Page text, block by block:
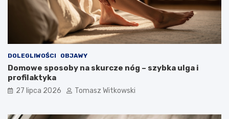
DOLEGLIWOŚCI OBJAWY
Domowe sposoby na skurcze nóg – szybka ulga i
profilaktyka
27 lipca 2026 Tomasz Witkowski